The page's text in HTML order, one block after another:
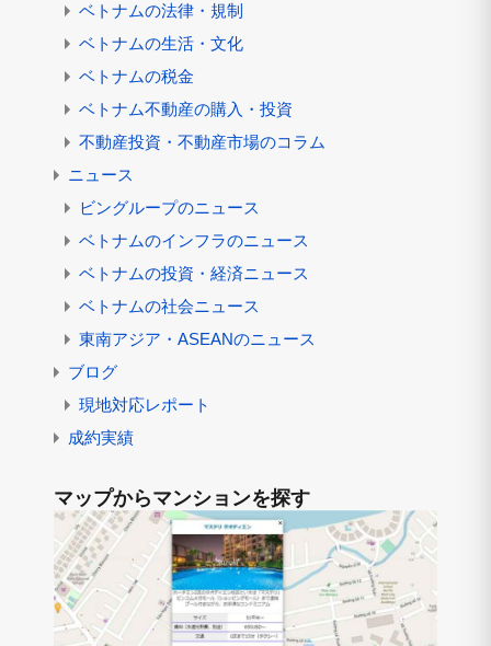
ベトナムの法律・規制
ベトナムの生活・文化
ベトナムの税金
ベトナム不動産の購入・投資
不動産投資・不動産市場のコラム
ニュース
ビングループのニュース
ベトナムのインフラのニュース
ベトナムの投資・経済ニュース
ベトナムの社会ニュース
東南アジア・ASEANのニュース
ブログ
現地対応レポート
成約実績
マップからマンションを探す